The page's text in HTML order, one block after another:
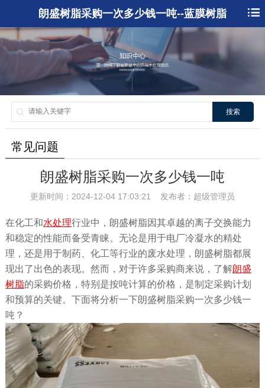
朗盛树脂采购一次多少钱一吨--蓝膜树脂
搜索
常见问题
朗盛树脂采购一次多少钱一吨
更新时间：2024-12-04 17:03:21 发布者：超级管理员
在化工和水处理行业中，朗盛树脂因其卓越的离子交换能力
和稳定的性能而备受青睐。无论是用于电厂冷凝水的精处
理，还是用于制药、化工等行业的废水处理，朗盛树脂都展
现出了出色的表现。然而，对于许多采购商来说，了解朗盛
树脂的采购价格，特别是按吨计算的价格，是制定采购计划
和预算的关键。下面将分析一下朗盛树脂采购一次多少钱一
吨？